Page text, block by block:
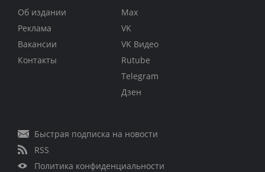
Об издании
Реклама
Вакансии
Контакты
Max
VK
VK Видео
Rutube
Telegram
Дзен
Быстрая подписка на новости
RSS
Политика конфиденциальности